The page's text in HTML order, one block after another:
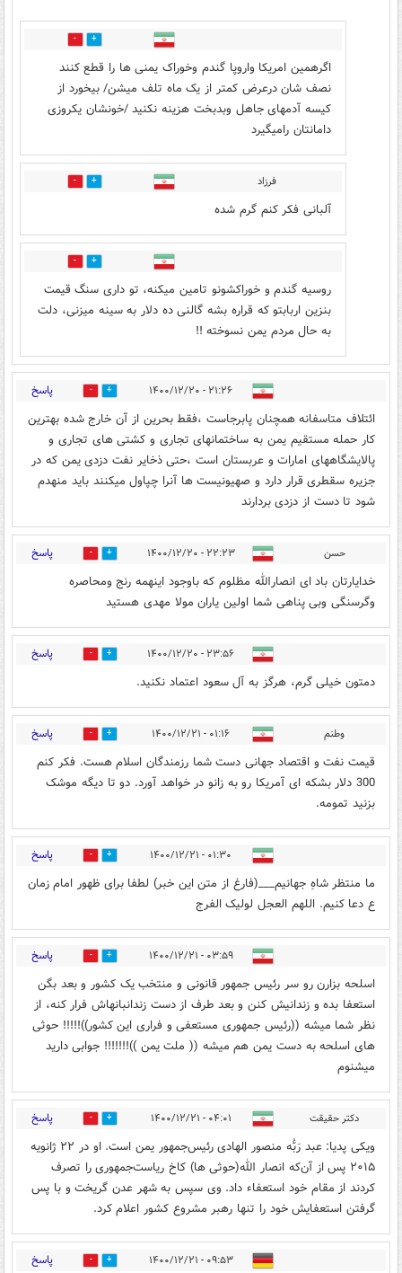
0
اگرهمین امریکا واروپا گندم وخوراک یمنی ها را قطع کنند
نصف شان درعرض کمتر از یک ماه تلف میشن/ بیخورد از
کیسه آدمهای جاهل وبدبخت هزینه نکنید /خونشان یکروزی
دامانتان رامیگیرد
فرزاد 2
آلبانی فکر کنم گرم شده
2
روسیه گندم و خوراکشونو تامین میکنه، تو داری سنگ قیمت
بنزین اربابتو که قراره بشه گالنی ده دلار به سینه میزنی، دلت
به حال مردم یمن نسوخته !!
۲۱:۲۶ - ۱۴۰۰/۱۲/۲۰ 1 پاسخ
ائتلاف متاسفانه همچنان پابرجاست ،فقط بحرین از آن خارج شده بهترین
کار حمله مستقیم یمن به ساختمانهای تجاری و کشتی های تجاری و
پالایشگاههای امارات و عربستان است ،حتی ذخایر نفت دزدی یمن که در
جزیره سقطری قرار دارد و صهیونیست ها آنرا چپاول میکنند باید منهدم
شود تا دست از دزدی بردارند
حسن ۲۲:۲۳ - ۱۴۰۰/۱۲/۲۰ 3 پاسخ
خدایارتان باد ای انصارالله مظلوم که باوجود اینهمه رنج ومحاصره
وگرسنگی وبی پناهی شما اولین یاران مولا مهدی هستید
۲۳:۵۶ - ۱۴۰۰/۱۲/۲۰ 2 پاسخ
دمتون خیلی گرم، هرگز به آل سعود اعتماد نکنید.
وطنم ۰۱:۱۶ - ۱۴۰۰/۱۲/۲۱ 0 پاسخ
قیمت نفت و اقتصاد جهانی دست شما رزمندگان اسلام هست. فکر کنم
300 دلار بشکه ای آمریکا رو به زانو در خواهد آورد. دو تا دیگه موشک
بزنید تمومه.
۰۱:۳۰ - ۱۴۰۰/۱۲/۲۱ 0 پاسخ
ما منتظر شاهِ جهانیم___(فارغ از متن این خبر) لطفا برای ظهور امام زمان
ع دعا کنیم. اللهم العجل لولیک الفرج
۰۳:۵۹ - ۱۴۰۰/۱۲/۲۱ 2 پاسخ
اسلحه بزارن رو سر رئیس جمهور قانونی و منتخب یک کشور و بعد بگن
استعفا بده و زندانیش کنن و بعد طرف از دست زندانبانهاش فرار کنه، از
نظر شما میشه ((رئیس جمهوری مستعفی و فراری این کشور))!!!!! حوثی
های اسلحه به دست یمن هم میشه (( ملت یمن ))!!!!!!! جوابی دارید
میشنوم
دکتر حقیقت ۰۴:۰۱ - ۱۴۰۰/۱۲/۲۱ 0 پاسخ
ویکی پدیا: عبد رَبُّه منصور الهادی رئیس‌جمهور یمن است. او در ۲۲ ژانویه
۲۰۱۵ پس از آن‌که انصار الله(حوثی ها) کاخ ریاست‌جمهوری را تصرف
کردند از مقام خود استعفاء داد. وی سپس به شهر عدن گریخت و با پس
گرفتن استعفایش خود را تنها رهبر مشروع کشور اعلام کرد.
۰۹:۵۳ - ۱۴۰۰/۱۲/۲۱ 0 پاسخ